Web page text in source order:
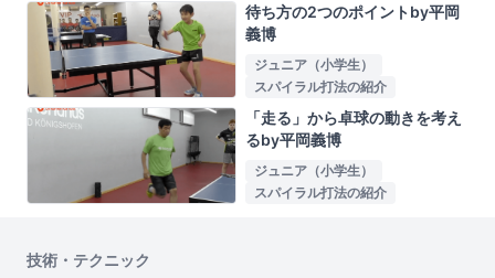
待ち方の2つのポイントby平岡
義博
ジュニア（小学生）
スパイラル打法の紹介
「走る」から卓球の動きを考え
るby平岡義博
ジュニア（小学生）
スパイラル打法の紹介
技術・テクニック